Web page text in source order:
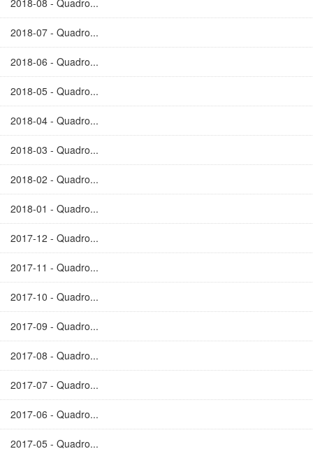
2018-08 - Quadro...
2018-07 - Quadro...
2018-06 - Quadro...
2018-05 - Quadro...
2018-04 - Quadro...
2018-03 - Quadro...
2018-02 - Quadro...
2018-01 - Quadro...
2017-12 - Quadro...
2017-11 - Quadro...
2017-10 - Quadro...
2017-09 - Quadro...
2017-08 - Quadro...
2017-07 - Quadro...
2017-06 - Quadro...
2017-05 - Quadro...